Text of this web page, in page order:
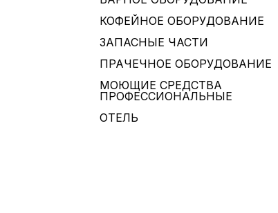
КОФЕЙНОЕ ОБОРУДОВАНИЕ
ЗАПАСНЫЕ ЧАСТИ
ПРАЧЕЧНОЕ ОБОРУДОВАНИЕ
МОЮЩИЕ СРЕДСТВА
ПРОФЕССИОНАЛЬНЫЕ
ОТЕЛЬ